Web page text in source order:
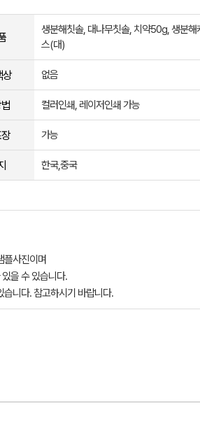
생분해칫솔, 대나무칫솔, 치약50g, 생분해
스(대)
상 없음
컬러인쇄, 레이저인쇄 가능
가능
한국,중국
플사진이며
을 수 있습니다.
니다. 참고하시기 바랍니다.